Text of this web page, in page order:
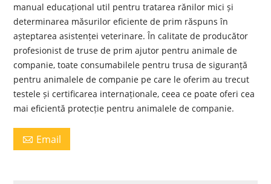
manual educațional util pentru tratarea rănilor mici și
determinarea măsurilor eficiente de prim răspuns în
așteptarea asistenței veterinare. În calitate de producător
profesionist de truse de prim ajutor pentru animale de
companie, toate consumabilele pentru trusa de siguranță
pentru animalele de companie pe care le oferim au trecut
testele și certificarea internaționale, ceea ce poate oferi cea
mai eficientă protecție pentru animalele de companie.
 Email